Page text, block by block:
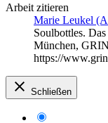
Arbeit zitieren
Marie Leukel
Soulbottles.
München,
https://
Schließen